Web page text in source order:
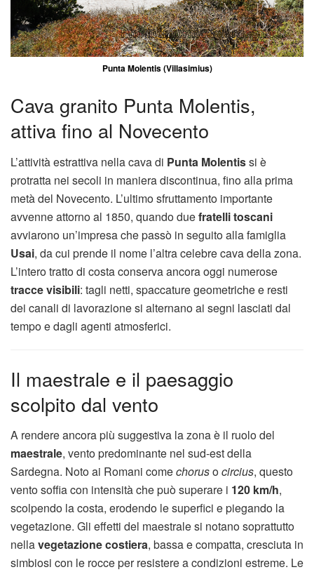
Punta Molentis (Villasimius)
Cava granito Punta Molentis,
attiva fino al Novecento
L’attività estrattiva nella cava di Punta Molentissi è
protratta nei secoli in maniera discontinua, fino alla prima
metà del Novecento. L’ultimo sfruttamento importante
avvenne attorno al 1850, quando duefratelli toscani
avviarono un’impresa che passò in seguito alla famiglia
Usai, da cui prende il nome l’altra celebre cava della zona.
L’intero tratto di costa conserva ancora oggi numerose
tracce visibili: tagli netti, spaccature geometriche e resti
dei canali di lavorazione si alternano ai segni lasciati dal
tempo e dagli agenti atmosferici.
Il maestrale e il paesaggio
scolpito dal vento
A rendere ancora più suggestiva la zona è il ruolo del
maestrale, vento predominante nel sud-est della
Sardegna. Noto ai Romani comechorusocircius, questo
vento soffia con intensità che può superare i 120 km/h,
scolpendo la costa, erodendo le superfici e piegando la
vegetazione. Gli effetti del maestrale si notano soprattutto
nellavegetazione costiera, bassa e compatta, cresciuta in
simbiosi con le rocce per resistere a condizioni estreme. Le